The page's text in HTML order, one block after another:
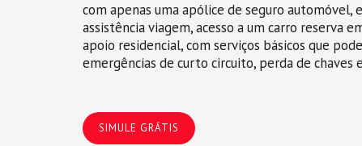
com apenas uma apólice de seguro automóvel,
assistência viagem, acesso a um carro reserva
apoio residencial, com serviços básicos que
emergências de curto circuito, perda de chaves
SIMULE GRÁTIS